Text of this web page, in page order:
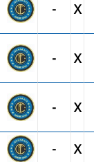
- X
- X
- X
- X